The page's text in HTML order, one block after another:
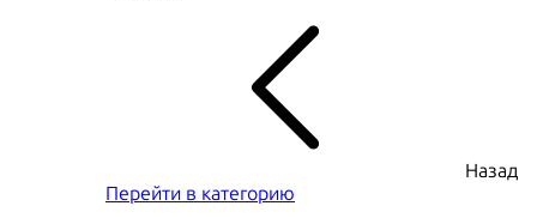
Назад
Перейти в категорию